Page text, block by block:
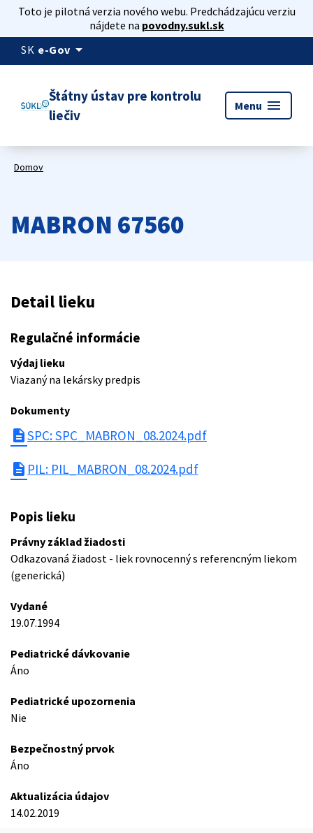
Toto je pilotná verzia nového webu. Predchádzajúcu verziu
nájdete na povodny.sukl.sk
SK e-Gov arrow_drop_down
Štátny ústav pre kontrolu
liečiv
Menu menu
Domov
MABRON 67560
Detail lieku
Regulačné informácie
Výdaj lieku
Viazaný na lekársky predpis
Dokumenty
descriptionSPC: SPC_MABRON_08.2024.pdf
description PIL: PIL_MABRON_08.2024.pdf
Popis lieku
Právny základ žiadosti
Odkazovaná žiadost - liek rovnocenný s referencným liekom
(generická)
Vydané
19.07.1994
Pediatrické dávkovanie
Áno
Pediatrické upozornenia
Nie
Bezpečnostný prvok
Áno
Aktualizácia údajov
14.02.2019